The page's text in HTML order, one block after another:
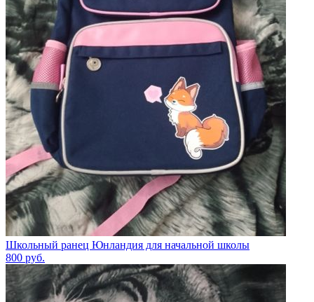
Школьный ранец Юнландия для начальной школы
800 руб.